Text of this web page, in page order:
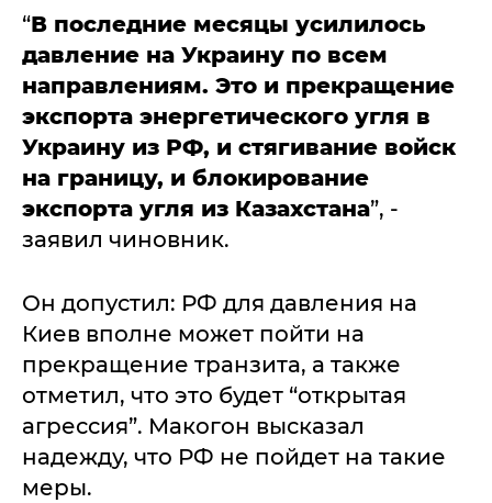
“В последние месяцы усилилось
давление на Украину по всем
направлениям. Это и прекращение
экспорта энергетического угля в
Украину из РФ, и стягивание войск
на границу, и блокирование
экспорта угля из Казахстана”, -
заявил чиновник.
Он допустил: РФ для давления на
Киев вполне может пойти на
прекращение транзита, а также
отметил, что это будет “открытая
агрессия”. Макогон высказал
надежду, что РФ не пойдет на такие
меры.